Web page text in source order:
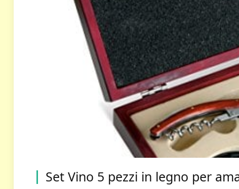
Set Vino 5 pezzi in legno per